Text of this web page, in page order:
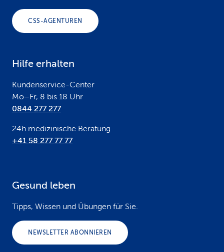
CSS-AGENTUREN
Hilfe erhalten
Kundenservice-Center
Mo–Fr, 8 bis 18 Uhr
0844 277 277
24h medizinische Beratung
+41 58 277 77 77
Gesund leben
Tipps, Wissen und Übungen für Sie.
NEWSLETTER ABONNIEREN